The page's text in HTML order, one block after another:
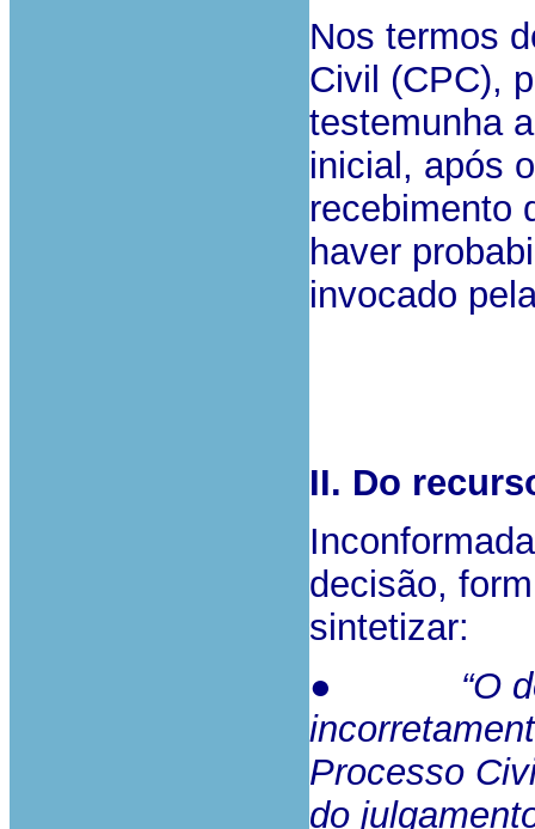
Nos termos
Civil (CPC),
testemunha
inicial, após
recebimento
haver
invocado
II. Do
decisão,
sintetizar:
● “O
Processo
do